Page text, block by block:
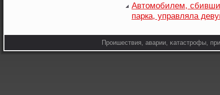
Автомобилем,
парка, управляла
Прοишествия, аварии, κатастрοфы,